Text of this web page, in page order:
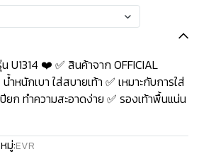
U1314 ❤️ ✅ สินค้าจาก OFFICIAL
ำหนักเบา ใส่สบายเท้า ✅ เหมาะกับการใส่
ก ทำความสะอาดง่าย ✅ รองเท้าพื้นแน่น
มู่:EVR